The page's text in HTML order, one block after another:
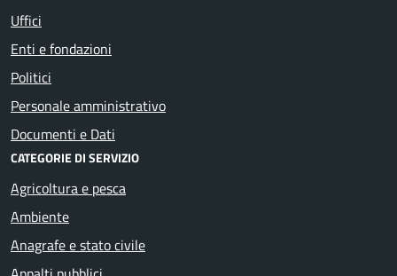
Uffici
Enti e fondazioni
Politici
Personale amministrativo
Documenti e Dati
CATEGORIE DI SERVIZIO
Agricoltura e pesca
Ambiente
Anagrafe e stato civile